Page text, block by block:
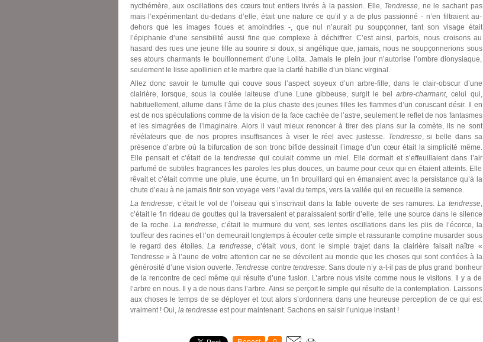
nycthémère, aux oscillations des cœurs tout entiers livrés à la passion. Elle, Tendresse, ne le sachant pas
mais l’expérimentant du-dedans d’elle, était une nature ce qu’il y a de plus passionné - n’en filtraient au-
dehors que les images floues et amoindries -, que nul n’aurait pu soupçonner, tant son visage était
l’épiphanie d’une sensibilité aussi fine que complexe à déchiffrer. C’est ainsi, parfois, nous croisons au
hasard des rues une jeune fille au sourire si doux, si angélique que, jamais, nous ne soupçonnerions sous
ses atours charmants le bouillonnement d’une Lolita. Jamais le plein jour n’autorise l’ombre dionysiaque,
seulement le lisse apollinien et le marbre que la clarté habille d’un blanc virginal.
Allez donc savoir le tumulte qui couve sous l’aspect soyeux d’un arbre-fille, dans le clair-obscur d’une
clairière, lorsque, sous la coulée laiteuse d’une Lune gibbeuse, surgit le belarbre-charmant, celui qui,
habituellement, allume dans l’âme de la plus chaste des jeunes filles les flammes d’un coruscant désir. Il en
est de nos spéculations comme de la vision de la face cachée de l’astre, seulement le reflet de nos fantasmes
et les simagrées de l’imaginaire. Alors il vaut mieux renoncer à tirer des plans sur la comète, ils ne sont
révélateurs que de nos propres insuffisances à viser le réel avec justesse. Tendresse, si belle dans sa
présence d’arbre où la bifurcation de son tronc bifide dessinait l’image d’un cœur était la simplicité même.
Elle pensait et c’était de la tendresse qui coulait comme un miel. Elle dormait et s’effeuillaient dans l’air
parfumé de subtiles fragrances les paroles les plus douces, un baume pour ceux qui en étaient atteints. Elle
rêvait et c’était comme une pluie, une écume, un fin brouillard qui en émanaient avec la persistance qu’à la
chute d’eau à ne jamais finir son voyage vers l’aval du temps, vers la vallée qui en recueille la semence.
La tendresse, c’était le vol de l’oiseau qui s’inscrivait dans la fable ouverte de ses ramures. La tendresse,
c’était le fin rideau de gouttes qui la traversaient et paraissaient sortir d’elle, telle une source dans le silence
de la roche. La tendresse, c’était le murmure du vent, ses lentes oscillations dans les plis de l’écorce, la
touffeur des racines et l’on demeurait longtemps à écouter cette simple et rassurante comptine musarder sous
le regard des étoiles.La tendresse, c’était vous, dont le simple trajet dans la clairière faisait naître «
Tendresse » à l’aune de votre attention car ne se dévoilent au monde que les choses qui sont confiées à la
générosité d’une vision ouverte. Tendresse contre tendresse. Sans doute n’y a-t-il pas de plus grand bonheur
de la rencontre de ceci même qui résulte d’une fusion. L’arbre nous visite comme nous le visitons. Il y a de
l’arbre en nous. Il y a de nous dans l’arbre. Ainsi se perçoit le simple qui résulte de la contemplation. Laissons
aux choses le temps de se déployer et tout alors s’ordonnera dans une heureuse perception de ce qui est
vraiment ! Oui, la tendresseest pour maintenant. Sachons en saisir l’unique instant !